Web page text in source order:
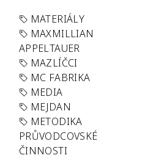
MATERIÁLY
MAXMILLIAN
APPELTAUER
MAZLÍČCI
MC FABRIKA
MEDIA
MEJDAN
METODIKA
PRŮVODCOVSKÉ
ČINNOSTI